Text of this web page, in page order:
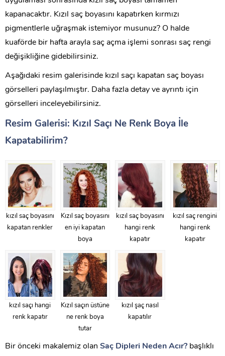
kapanacaktır. Kızıl saç boyasını kapatırken kırmızı
pigmentlerle uğraşmak istemiyor musunuz? O halde
kuaförde bir hafta arayla saç açma işlemi sonrası saç rengi
değişikliğine gidebilirsiniz.
Aşağıdaki resim galerisinde kızıl saçı kapatan saç boyası
görselleri paylaşılmıştır. Daha fazla detay ve ayrıntı için
görselleri inceleyebilirsiniz.
Resim Galerisi: Kızıl Saçı Ne Renk Boya İle
Kapatabilirim?
kızıl saç boyasını
kapatan renkler
Kızıl saç boyasını
en iyi kapatan
boya
kızıl saç boyasını
hangi renk
kapatır
kızıl saç rengini
hangi renk
kapatır
kızıl saçı hangi
renk kapatır
Kızıl saçın üstüne
ne renk boya
tutar
kızıl şaç nasıl
kapatılır
Bir önceki makalemiz olan Saç Dipleri Neden Acır? başlıklı